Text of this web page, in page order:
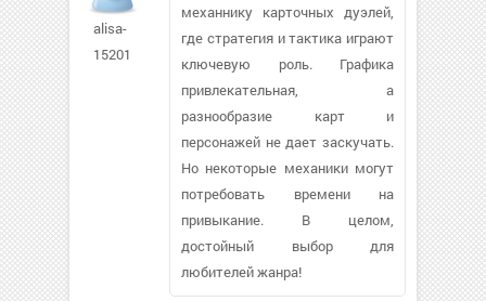
alisa-
15201
механнику карточных дуэлей,
где стратегия и тактика играют
ключевую роль. Графика
привлекательная, а
разнообразие карт и
персонажей не дает заскучать.
Но некоторые механики могут
потребовать времени на
привыкание. В целом,
достойный выбор для
любителей жанра!